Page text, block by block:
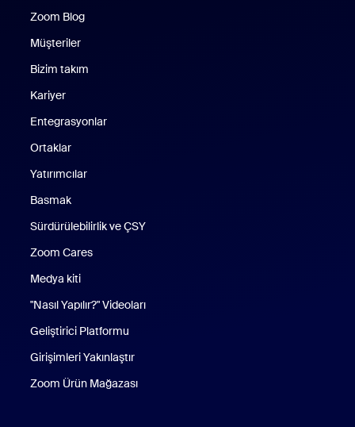
Zoom Blog
Müşteriler
Bizim takım
Kariyer
Entegrasyonlar
Ortaklar
Yatırımcılar
Basmak
Sürdürülebilirlik ve ÇSY
Zoom Cares
Medya kiti
"Nasıl Yapılır?" Videoları
Geliştirici Platformu
Girişimleri Yakınlaştır
Zoom Ürün Mağazası